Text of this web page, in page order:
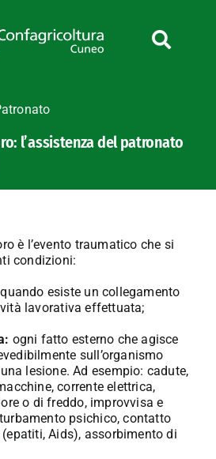
l’assistenza del patronato
è l’evento traumatico che si
condizioni:
quando esiste un collegamento
lavorativa effettuata;
ogni fatto esterno che agisce
sull’organismo
lesione. Ad esempio: cadute,
corrente elettrica,
o di freddo, improvvisa e
psichico, contatto
Aids), assorbimento di